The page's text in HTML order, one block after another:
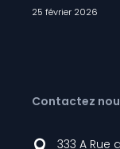
25 février 2026
Contactez

333 A